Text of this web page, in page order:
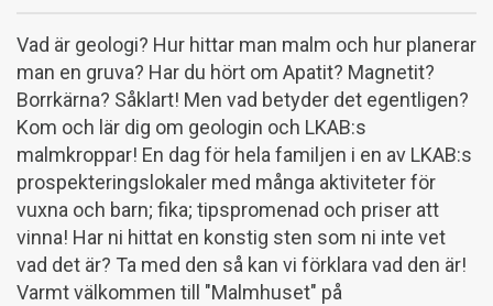
Vad är geologi? Hur hittar man malm och hur planerar
man en gruva? Har du hört om Apatit? Magnetit?
Borrkärna? Såklart! Men vad betyder det egentligen?
Kom och lär dig om geologin och LKAB:s
malmkroppar! En dag för hela familjen i en av LKAB:s
prospekteringslokaler med många aktiviteter för
vuxna och barn; fika; tipspromenad och priser att
vinna! Har ni hittat en konstig sten som ni inte vet
vad det är? Ta med den så kan vi förklara vad den är!
Varmt välkommen till "Malmhuset" på